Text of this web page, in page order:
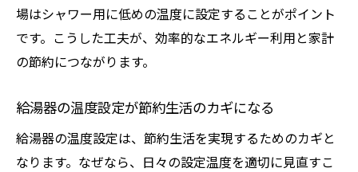
場はシャワー用に低めの温度に設定することがポイント
です。こうした工夫が、効率的なエネルギー利用と家計
の節約につながります。
給湯器の温度設定が節約生活のカギになる
給湯器の温度設定は、節約生活を実現するためのカギと
なります。なぜなら、日々の設定温度を適切に見直すこ